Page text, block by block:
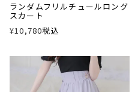
ランダムフリルチュールロング
スカート
¥10,780税込